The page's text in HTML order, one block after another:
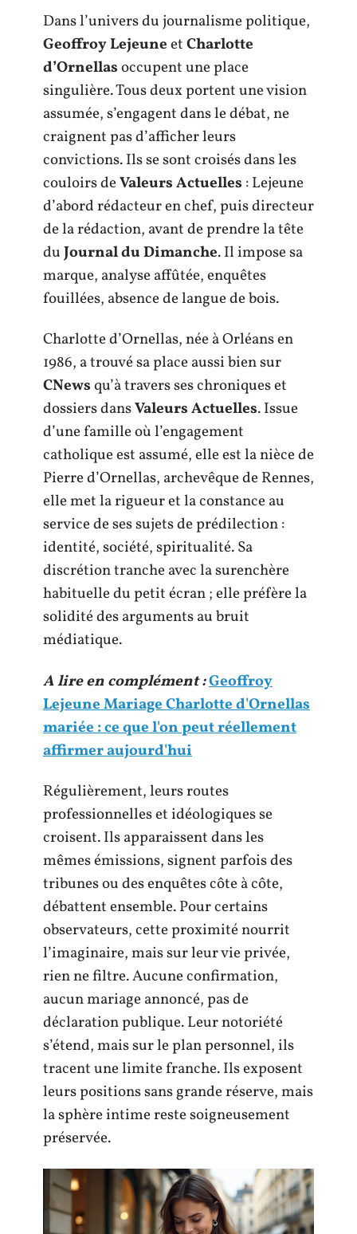
Dans l’univers du journalisme politique,
Geoffroy LejeuneetCharlotte
d’Ornellasoccupent une place
singulière. Tous deux portent une vision
assumée, s’engagent dans le débat, ne
craignent pas d’afficher leurs
convictions. Ils se sont croisés dans les
couloirs deValeurs Actuelles : Lejeune
d’abord rédacteur en chef, puis directeur
de la rédaction, avant de prendre la tête
duJournal du Dimanche. Il impose sa
marque, analyse affûtée, enquêtes
fouillées, absence de langue de bois.
Charlotte d’Ornellas, née à Orléans en
1986, a trouvé sa place aussi bien sur
CNewsqu’à travers ses chroniques et
dossiers dansValeurs Actuelles. Issue
d’une famille où l’engagement
catholique est assumé, elle est la nièce de
Pierre d’Ornellas, archevêque de Rennes,
elle met la rigueur et la constance au
service de ses sujets de prédilection :
identité, société, spiritualité. Sa
discrétion tranche avec la surenchère
habituelle du petit écran ; elle préfère la
solidité des arguments au bruit
médiatique.
A lire en complément :Geoffroy
Lejeune Mariage Charlotte d'Ornellas
mariée : ce que l'on peut réellement
affirmer aujourd'hui
Régulièrement, leurs routes
professionnelles et idéologiques se
croisent. Ils apparaissent dans les
mêmes émissions, signent parfois des
tribunes ou des enquêtes côte à côte,
débattent ensemble. Pour certains
observateurs, cette proximité nourrit
l’imaginaire, mais sur leur vie privée,
rien ne filtre. Aucune confirmation,
aucun mariage annoncé, pas de
déclaration publique. Leur notoriété
s’étend, mais sur le plan personnel, ils
tracent une limite franche. Ils exposent
leurs positions sans grande réserve, mais
la sphère intime reste soigneusement
préservée.